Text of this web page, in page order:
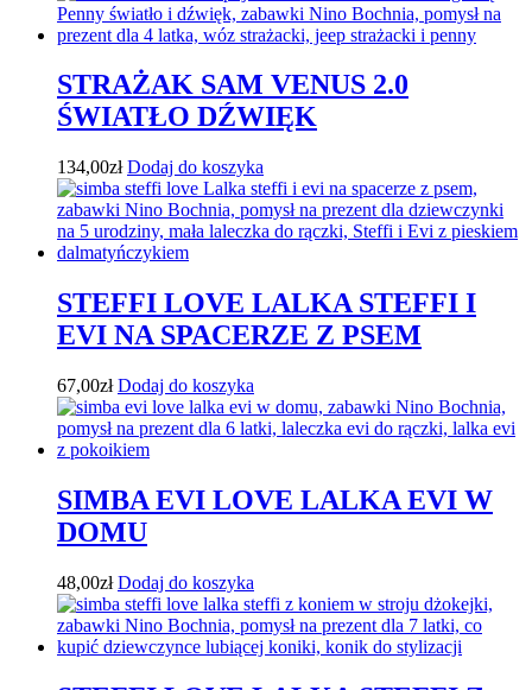
STRAŻAK SAM VENUS 2.0
ŚWIATŁO DŹWIĘK
134,00zł Dodaj do koszyka
STEFFI LOVE LALKA STEFFI I
EVI NA SPACERZE Z PSEM
67,00zł Dodaj do koszyka
SIMBA EVI LOVE LALKA EVI W
DOMU
48,00zł Dodaj do koszyka